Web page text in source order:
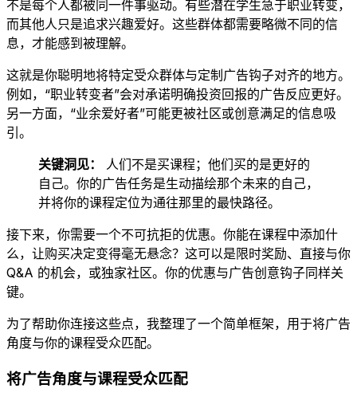
不是每个人都被同一件事驱动。有些潜在学生急于职业转变，
而其他人只是追求兴趣爱好。这些群体都需要略微不同的信
息，才能感到被理解。
这就是你聪明地将特定受众群体与定制广告钩子对齐的地方。
例如，“职业转变者”会对承诺明确投资回报的广告反应更好。
另一方面，“业余爱好者”可能更被社区或创意满足的信息吸
引。
关键洞见：
人们不是买课程；他们买的是更好的
自己。你的广告任务是生动描绘那个未来的自己，
并将你的课程定位为通往那里的最快路径。
接下来，你需要一个不可抗拒的优惠。你能在课程中添加什
么，让购买决定变得毫无悬念？这可以是限时奖励、直接与你
Q&A 的机会，或独家社区。你的优惠与广告创意钩子同样关
键。
为了帮助你连接这些点，我整理了一个简单框架，用于将广告
角度与你的课程受众匹配。
将广告角度与课程受众匹配